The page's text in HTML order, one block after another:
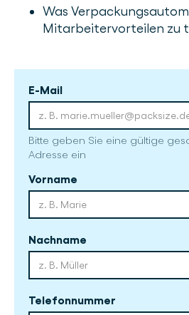
Was
Mitarbeitervorteilen zu
E-Mail
Bitte geben Sie eine gültige
Adresse ein
Vorname
Nachname
Telefonnummer